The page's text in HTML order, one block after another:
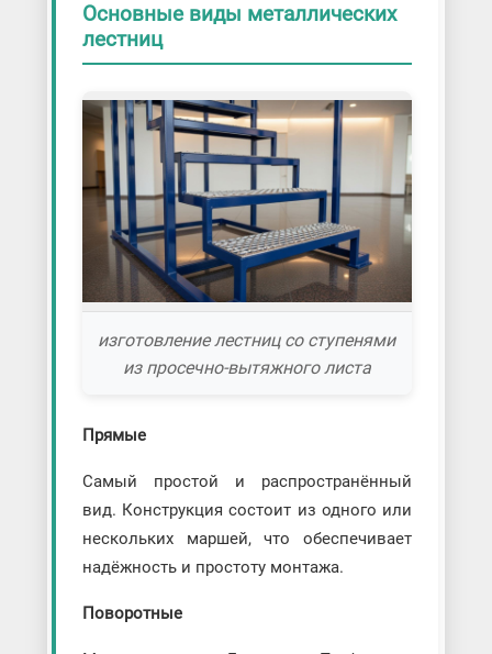
Основные виды металлических
лестниц
изготовление лестниц со ступенями
из просечно-вытяжного листа
Прямые
Самый простой и распространённый
вид. Конструкция состоит из одного или
нескольких маршей, что обеспечивает
надёжность и простоту монтажа.
Поворотные